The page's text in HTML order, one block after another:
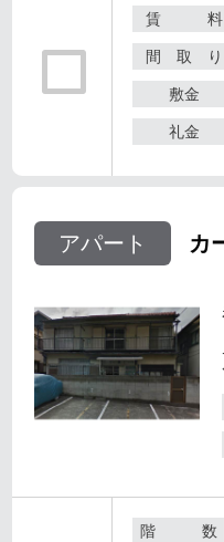
賃 料
間 取 り
敷金
礼金
アパート カ
階 数